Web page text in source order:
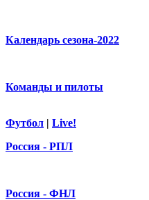
Календарь сезона-2022
Команды и пилоты
Футбол | Live!
Россия - РПЛ
Россия - ФНЛ